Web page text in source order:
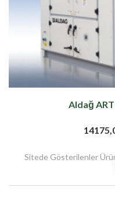
Aldağ
Sitede Gösterilenler